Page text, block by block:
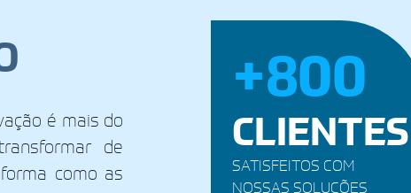
é mais do
de
como as
+800
CLIENTES
SATISFEITOS COM
NOSSAS SOLUÇÕES